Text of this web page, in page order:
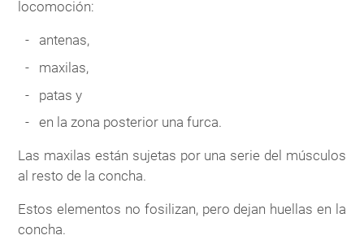
locomoción:
antenas,
maxilas,
patas y
en la zona posterior una furca.
Las maxilas están sujetas por una serie del músculos
al resto de la concha.
Estos elementos no fosilizan, pero dejan huellas en la
concha.